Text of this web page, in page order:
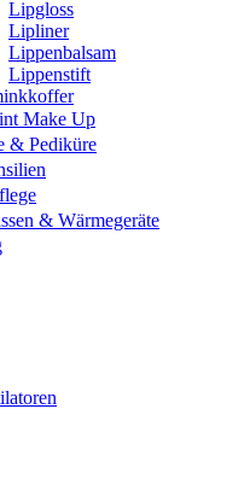
Lipgloss
Lipliner
Lippenbalsam
Lippenstift
Make Up
& Pediküre
& Wärmegeräte